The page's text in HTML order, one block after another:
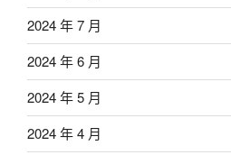
2024 年 7 月
2024 年 6 月
2024 年 5 月
2024 年 4 月